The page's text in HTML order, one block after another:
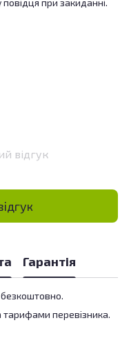
при закиданні.
відгук
Гарантія
перевізника.